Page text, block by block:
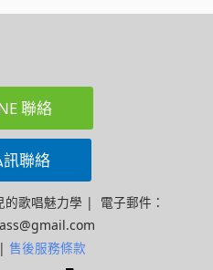
聯絡
訊聯絡
歌唱魅力學 | 電子郵件：
| 售後服務條款